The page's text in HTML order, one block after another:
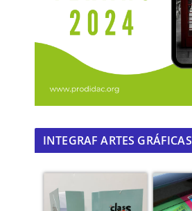
INTEGRAF ARTES GRÁFICAS